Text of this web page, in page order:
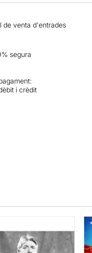
de venta d'entrades
segura
i crèdit